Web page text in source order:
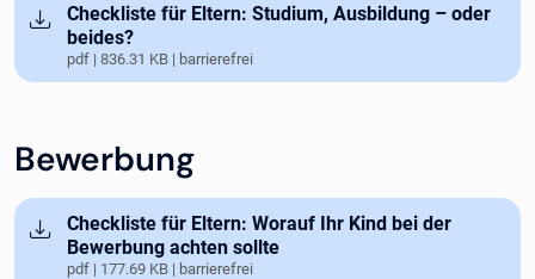
Öffnet in neuem Tab
Checkliste für Eltern: Studium, Ausbildung – oder
beides?
pdf | 836.31 KB | barrierefrei
Bewerbung
Öffnet in neuem Tab
Checkliste für Eltern: Worauf Ihr Kind bei der
Bewerbung achten sollte
pdf | 177.69 KB | barrierefrei